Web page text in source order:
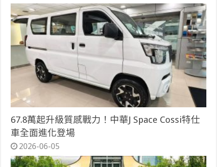
67.8萬起升級質感戰力！中華J Space Cossi特仕
車全面進化登場
2026-06-05